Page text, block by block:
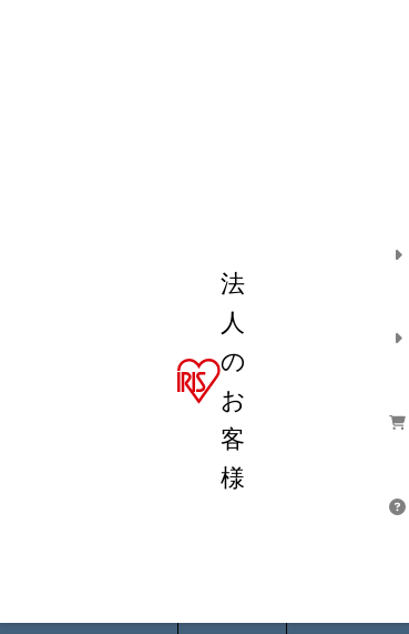
法
人
の
お
客
様